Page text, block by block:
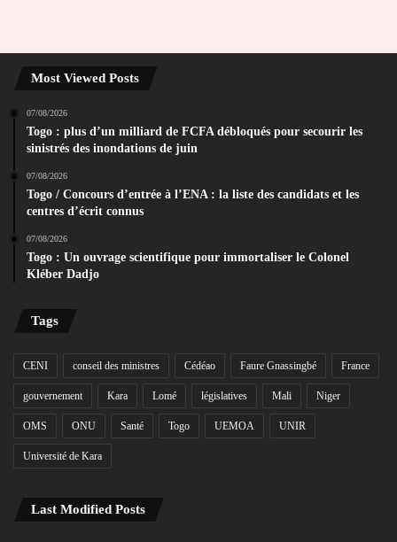
Most Viewed Posts
07/08/2026
Togo : plus d’un milliard de FCFA débloqués pour secourir les
sinistrés des inondations de juin
07/08/2026
Togo / Concours d’entrée à l’ENA : la liste des candidats et les
centres d’écrit connus
07/08/2026
Togo : Un ouvrage scientifique pour immortaliser le Colonel
Kléber Dadjo
Tags
CENI conseil des ministres Cédéao Faure Gnassingbé France
gouvernement Kara Lomé législatives Mali Niger
OMS ONU Santé Togo UEMOA UNIR
Université de Kara
Last Modified Posts